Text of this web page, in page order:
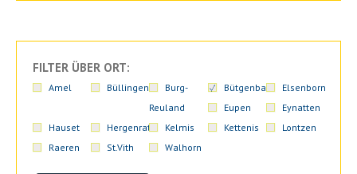
FILTER ÜBER ORT:
Amel Büllingen
Burg-
Reuland
Bütgenbach
Elsenborn
Eupen
Eynatten
Hauset
Hergenrath Kelmis Kettenis
Lontzen
Raeren
St.Vith Walhorn